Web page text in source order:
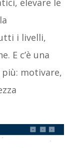
elevare le
i livelli,
E c’è una
motivare,